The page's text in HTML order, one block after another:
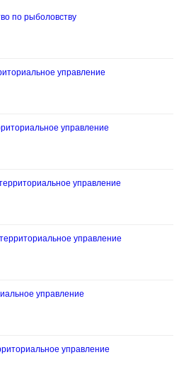
по рыболовству
управление
управление
управление
управление
управление
управление